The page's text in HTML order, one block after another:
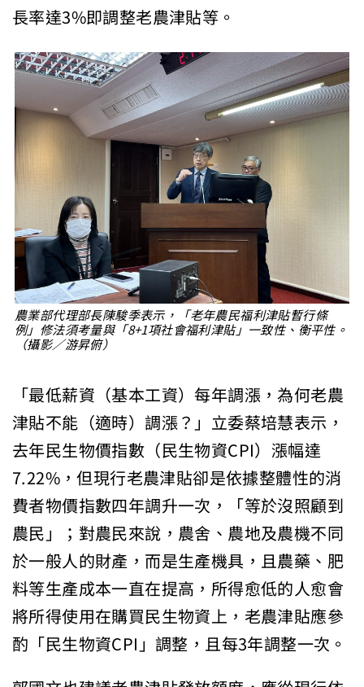
長率達3%即調整老農津貼等。
農業部代理部長陳駿季表示，「老年農民福利津貼暫行條
例」修法須考量與「8+1項社會福利津貼」一致性、衡平性。
（攝影／游昇俯）
「最低薪資（基本工資）每年調漲，為何老農
津貼不能（適時）調漲？」立委蔡培慧表示，
去年民生物價指數（民生物資CPI）漲幅達
7.22%，但現行老農津貼卻是依據整體性的消
費者物價指數四年調升一次，「等於沒照顧到
農民」；對農民來說，農舍、農地及農機不同
於一般人的財產，而是生產機具，且農藥、肥
料等生產成本一直在提高，所得愈低的人愈會
將所得使用在購買民生物資上，老農津貼應參
酌「民生物資CPI」調整，且每3年調整一次。